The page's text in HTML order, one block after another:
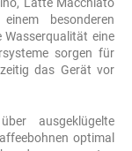
besonderen
Wasserqualität eine
sorgen für
das Gerät vor
ausgeklügelte
optimal